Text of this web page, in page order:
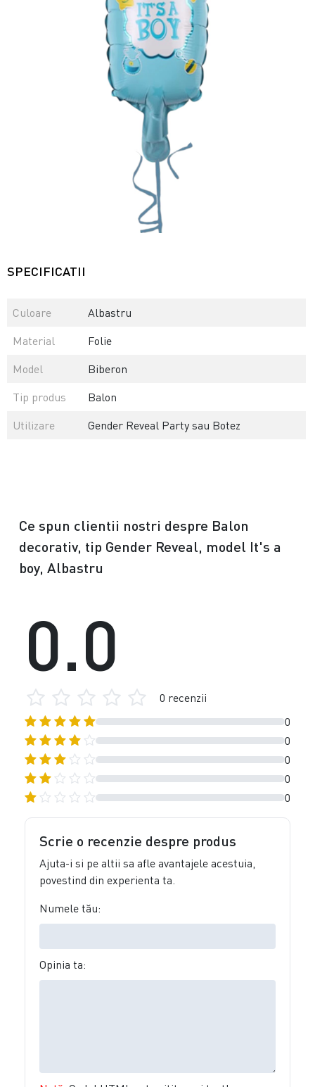
SPECIFICATII
Culoare
Albastru
Material
Folie
Model
Biberon
Tip produs
Balon
Utilizare
Gender Reveal Party sau Botez
Ce spun clientii nostri despre Balon
decorativ, tip Gender Reveal, model It's a
boy, Albastru
0
0
0
0
0
0.0
0 recenzii
Scrie o recenzie despre produs
Ajuta-i si pe altii sa afle avantajele acestuia,
povestind din experienta ta.
Numele tău:
Opinia ta: